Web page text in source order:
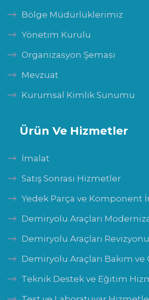
Bölge Müdürlüklerimiz
Yönetim Kurulu
Organizasyon Şeması
Mevzuat
Kurumsal Kimlik Sunumu
Ürün Ve Hizmetler
İmalat
Satış Sonrası Hizmetler
Yedek Parça ve Komponent
Demiryolu Araçları
Demiryolu Araçları Revizyonu
Demiryolu Araçları Bakım ve
Teknik Destek ve Eğitim